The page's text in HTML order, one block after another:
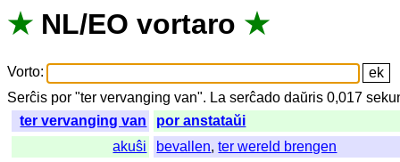
★ NL/EO vortaro ★
Vorto:
Serĉis por "ter vervanging van". La serĉado daŭris 0,017
ter vervanging van
por anstataŭi
akuŝi
bevallen,ter wereld brengen